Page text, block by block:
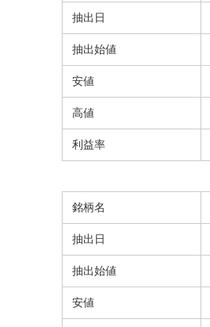
抽出日
抽出始値
安値
高値
利益率
銘柄名
抽出日
抽出始値
安値